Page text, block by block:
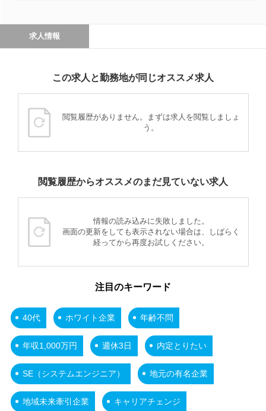
求人情報
この求人と勤務地が同じオススメ求人
閲覧履歴がありません。まずは求人を閲覧しましょ
う。
閲覧履歴からオススメのまだ見ていない求人
情報の読み込みに失敗しました。
画面の更新をしても表示されない場合は、しばらく
経ってから再度お試しください。
注目のキーワード
40代 ホワイト企業 年齢不問
年収1,000万円 週休3日 内定とりたい
SE（システムエンジニア） 地元の有名企業
地域未来牽引企業 キャリアチェンジ